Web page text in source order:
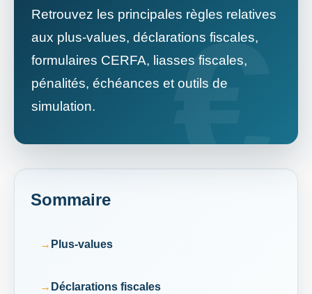
Retrouvez les principales règles relatives
aux plus-values, déclarations fiscales,
formulaires CERFA, liasses fiscales,
pénalités, échéances et outils de
simulation.
Sommaire
Plus-values
Déclarations fiscales